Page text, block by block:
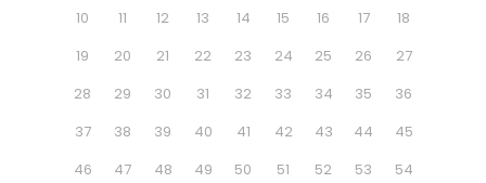
10
11 12 13 14 15 16 17
18
19
20 21 22 23 24 25 26
27
28
29 30 31 32 33 34 35
36
37
38 39 40 41 42 43 44
45
46
47 48 49 50 51 52 53
54